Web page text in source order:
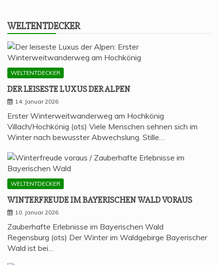
WELT­ENT­DE­CKER
WELTENTDECKER
DER LEI­SES­TE LUXUS DER ALPEN
14. Januar 2026
Erster Winterweitwanderweg am Hochkönig
Villach/Hochkönig (ots) Viele Menschen sehnen sich im
Winter nach bewusster Abwechslung. Stille…
WELTENTDECKER
WIN­TER­FREU­DE IM BAYE­RI­SCHEN WALD VORAUS
10. Januar 2026
Zauberhafte Erlebnisse im Bayerischen Wald
Regensburg (ots) Der Winter im Waldgebirge Bayerischer
Wald ist bei…